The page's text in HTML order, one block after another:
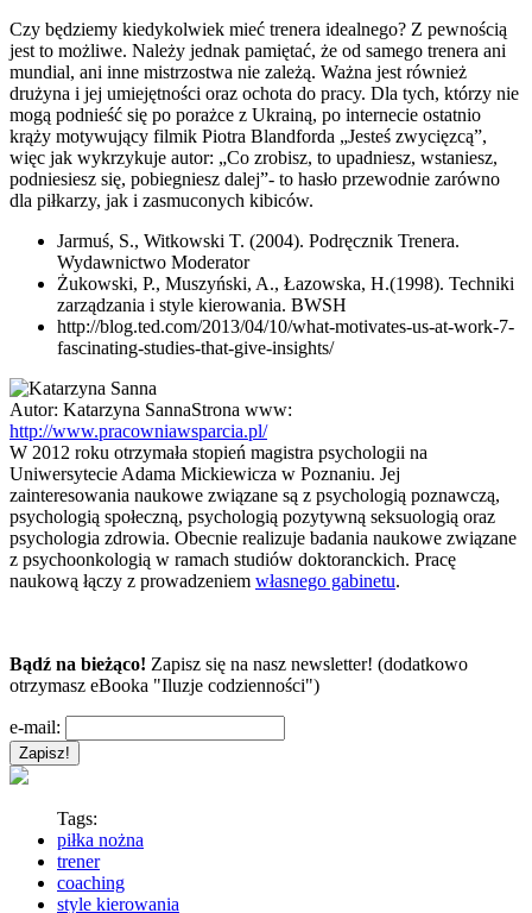
Czy będziemy kiedykolwiek mieć trenera idealnego? Z pewnością
jest to możliwe. Należy jednak pamiętać, że od samego trenera ani
mundial, ani inne mistrzostwa nie zależą. Ważna jest również
drużyna i jej umiejętności oraz ochota do pracy. Dla tych, którzy nie
mogą podnieść się po porażce z Ukrainą, po internecie ostatnio
krąży motywujący filmik Piotra Blandforda „Jesteś zwycięzcą”,
więc jak wykrzykuje autor: „Co zrobisz, to upadniesz, wstaniesz,
podniesiesz się, pobiegniesz dalej”- to hasło przewodnie zarówno
dla piłkarzy, jak i zasmuconych kibiców.
Jarmuś, S., Witkowski T. (2004). Podręcznik Trenera.
Wydawnictwo Moderator
Żukowski, P., Muszyński, A., Łazowska, H.(1998). Techniki
zarządzania i style kierowania. BWSH
http://blog.ted.com/2013/04/10/what-motivates-us-at-work-7-
fascinating-studies-that-give-insights/
Autor: Katarzyna SannaStrona www:
http://www.pracowniawsparcia.pl/
W 2012 roku otrzymała stopień magistra psychologii na
Uniwersytecie Adama Mickiewicza w Poznaniu. Jej
zainteresowania naukowe związane są z psychologią poznawczą,
psychologią społeczną, psychologią pozytywną seksuologią oraz
psychologia zdrowia. Obecnie realizuje badania naukowe związane
z psychoonkologią w ramach studiów doktoranckich. Pracę
naukową łączy z prowadzeniem własnego gabinetu.
Bądź na bieżąco! Zapisz się na nasz newsletter! (dodatkowo
otrzymasz eBooka "Iluzje codzienności")
e-mail:
Tags:
piłka nożna
trener
coaching
style kierowania